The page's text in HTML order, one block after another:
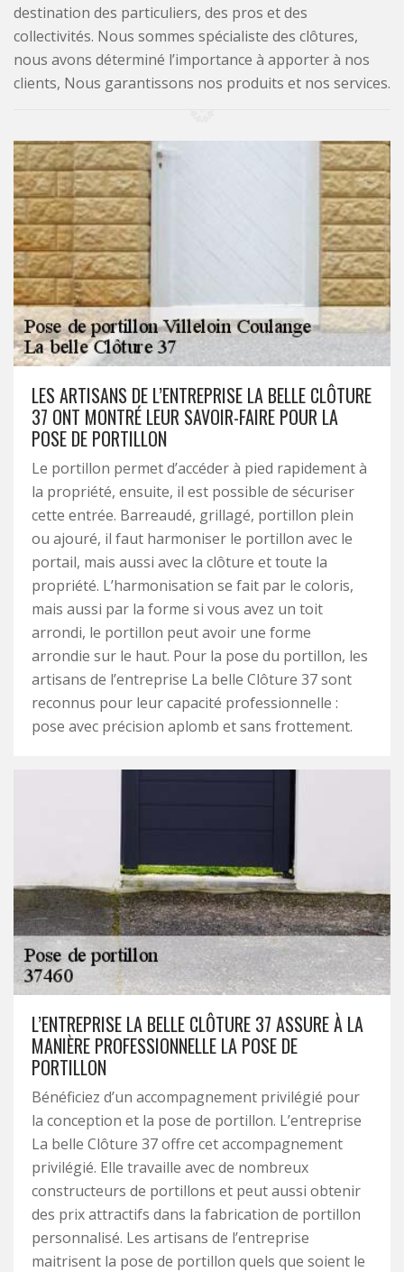
destination des particuliers, des pros et des
collectivités. Nous sommes spécialiste des clôtures,
nous avons déterminé l’importance à apporter à nos
clients, Nous garantissons nos produits et nos services.
LES ARTISANS DE L’ENTREPRISE LA BELLE CLÔTURE
37 ONT MONTRÉ LEUR SAVOIR-FAIRE POUR LA
POSE DE PORTILLON
Le portillon permet d’accéder à pied rapidement à
la propriété, ensuite, il est possible de sécuriser
cette entrée. Barreaudé, grillagé, portillon plein
ou ajouré, il faut harmoniser le portillon avec le
portail, mais aussi avec la clôture et toute la
propriété. L’harmonisation se fait par le coloris,
mais aussi par la forme si vous avez un toit
arrondi, le portillon peut avoir une forme
arrondie sur le haut. Pour la pose du portillon, les
artisans de l’entreprise La belle Clôture 37 sont
reconnus pour leur capacité professionnelle :
pose avec précision aplomb et sans frottement.
L’ENTREPRISE LA BELLE CLÔTURE 37 ASSURE À LA
MANIÈRE PROFESSIONNELLE LA POSE DE
PORTILLON
Bénéficiez d’un accompagnement privilégié pour
la conception et la pose de portillon. L’entreprise
La belle Clôture 37 offre cet accompagnement
privilégié. Elle travaille avec de nombreux
constructeurs de portillons et peut aussi obtenir
des prix attractifs dans la fabrication de portillon
personnalisé. Les artisans de l’entreprise
maitrisent la pose de portillon quels que soient le